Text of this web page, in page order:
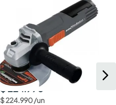
$ 224.990
$224.990/un